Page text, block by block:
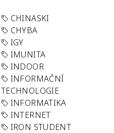
CHINASKI
CHYBA
IGY
IMUNITA
INDOOR
INFORMAČNÍ
TECHNOLOGIE
INFORMATIKA
INTERNET
IRON STUDENT